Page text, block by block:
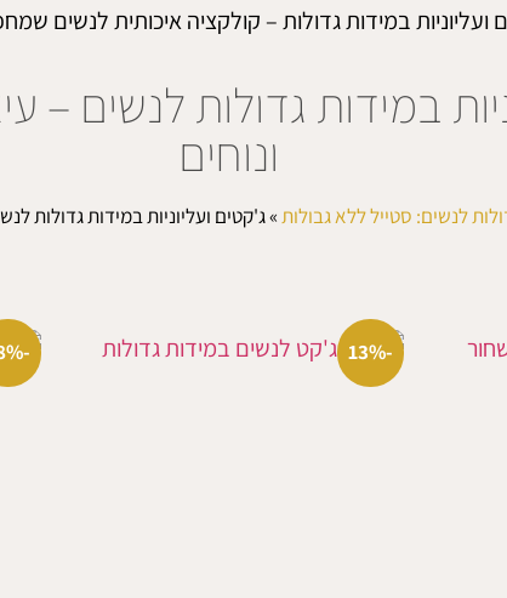
ועליוניות במידות גדולות – קולקציה איכותית לנשים
במידות גדולות לנשים –
ונוחים
לנשים: סטייל ללא גבולות»ג'קטים ועליוניות במידות גדולות
-13%
-18%